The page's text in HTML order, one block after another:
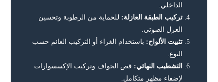
الداخلي.
تركيب الطبقة العازلة: للحماية من الرطوبة وتحسين
العزل الصوتي.
تثبيت الألواح: باستخدام الغراء أو التركيب العائم حسب
النوع.
التشطيب النهائي: قص الحواف وتركيب الإكسسوارات
لإضفاء مظهر متكامل.